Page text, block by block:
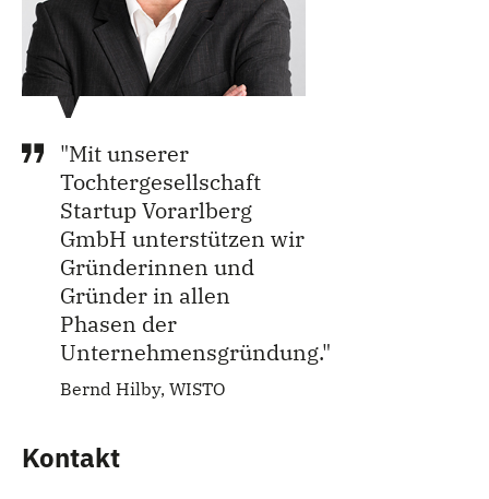
"Mit unserer
Tochtergesellschaft
Startup Vorarlberg
GmbH unterstützen wir
Gründerinnen und
Gründer in allen
Phasen der
Unternehmensgründung."
Bernd Hilby, WISTO
Kontakt